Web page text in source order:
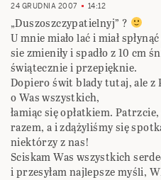
24 GRUDNIA 2007 14:12
„Duszoszczypatielnyj” ?
U mnie miało lać i miał
sie zmieniły i spadło z 10 cm
świątecznie i przepięknie.
Dopiero świt blady tutaj, ale z
o Was wszystkich,
łamiąc się opłatkiem.
razem, a i zdążyliśmy się
niektórzy z nas!
Sciskam Was wszystkich
i przesyłam najlepsze myśli,